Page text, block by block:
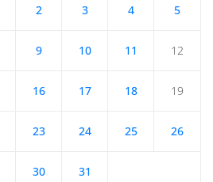
2 3 4 5
9 10 11 12
16 17 18 19
23 24 25 26
30 31